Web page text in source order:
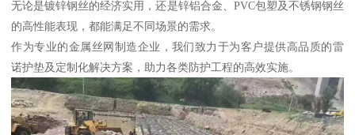
无论是镀锌钢丝的经济实用，还是锌铝合金、PVC包塑及不锈钢钢丝
的高性能表现，都能满足不同场景的需求。
作为专业的金属丝网制造企业，我们致力于为客户提供高品质的雷
诺护垫及定制化解决方案，助力各类防护工程的高效实施。